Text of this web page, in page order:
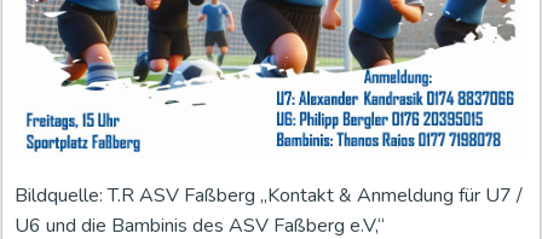
e
d
Bildquelle: T.R ASV Faßberg „Kontakt & Anmeldung für U7 /
U6 und die Bambinis des ASV Faßberg e.V,“